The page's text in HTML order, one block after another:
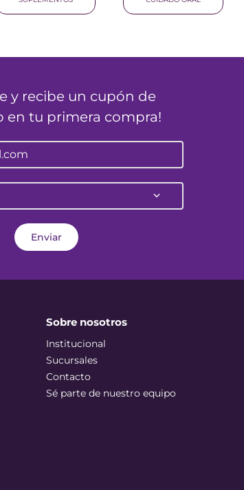
y recibe un cupón de
en tu primera compra!
Enviar
Sobre nosotros
Institucional
Sucursales
Contacto
Sé parte de nuestro equipo